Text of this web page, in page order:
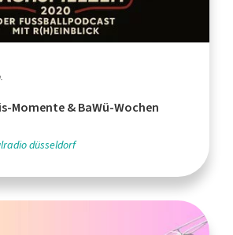
Momente & BaWü-Wochen
düsseldorf